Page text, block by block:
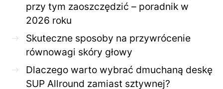
przy tym zaoszczędzić – poradnik w
2026 roku
Skuteczne sposoby na przywrócenie
równowagi skóry głowy
Dlaczego warto wybrać dmuchaną deskę
SUP Allround zamiast sztywnej?